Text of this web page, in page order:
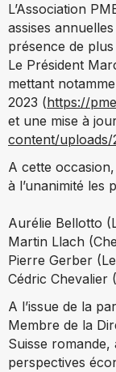
L’Association
assises
présence de
Le Président
mettant
2023 (https://
et une mise à
content/uploads/
A cette
à l’unanimité les
Aurélie Bellotto
Martin Llach
Pierre Gerber
Cédric Chevalier
A l’issue de la
Membre de la
Suisse
perspectives